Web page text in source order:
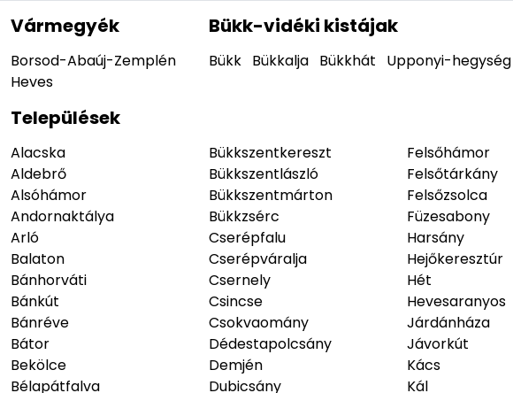
Vármegyék
Borsod-Abaúj-Zemplén
Heves
Bükk-vidéki kistájak
Bükk Bükkalja Bükkhát Upponyi-hegység
Települések
Alacska
Aldebrő
Alsóhámor
Andornaktálya
Arló
Balaton
Bánhorváti
Bánkút
Bánréve
Bátor
Bekölce
Bélapátfalva
Bükkszentkereszt
Bükkszentlászló
Bükkszentmárton
Bükkzsérc
Cserépfalu
Cserépváralja
Csernely
Csincse
Csokvaomány
Dédestapolcsány
Demjén
Dubicsány
Felsőhámor
Felsőtárkány
Felsőzsolca
Füzesabony
Harsány
Hejőkeresztúr
Hét
Hevesaranyos
Járdánháza
Jávorkút
Kács
Kál